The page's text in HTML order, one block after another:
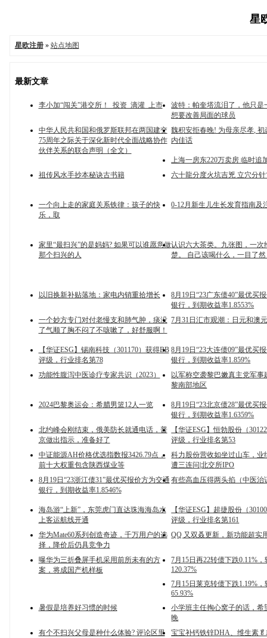
星
星欧注册» 站点地图
最新文章
李小加“闯关”港交所！_投资_滴灌_上市
波特：帕奎塔流泪了，他只是
想要改善局面的球员
中华人民共和国和俄罗斯联邦在两国建交
75周年之际关于深化新时代全面战略协作
伙伴关系的联合声明（全文）
魏积安拒春晚! 为母亲尽孝, 初
内佳话
上海一房东220万卖房 临时追
祖传风水手抄本秘诀古书籍
六十龍分度火坑吉兇 立穴分
一个向上走的家庭关系铁律：孩子的快
乐，取
0-12月新生儿生长发育指南及
家里“最扫兴”的是妈妈? 如果可以谁愿意做
那个扫兴的人
认识六大茶类。九张图，一次
楚。 自己该喝什么，一目了
以旧换新补贴落地：家电内销重拾增长
8月19日“23广东债40”最优买
银行，到期收益率1.8553%
一个妙方专门对付老慢支和肺气肿，痰没
了气顺了胸不闷了不咳嗽了，好舒服啊！
7月31日汇市观潮：日元和澳
【华证ESG】锡南科技（301170）获得BB
评级，行业排名第78
8月19日“23大连债09”最优买
银行，到期收益率1.859%
功能性腹泻中医诊疗专家共识（2023）
以军称空袭黎巴嫩真主党军事
黎南部地区
2024巴黎奥运会：希腊男篮12人一览
8月19日“23北京债28”最优买
银行，到期收益率1.6359%
北约峰会刚结束，俄美防长就通电话，普
京做出指示，准备好了
【华证ESG】恒勃股份（
评级，行业排名第53
中证能源AH价格优选指数报3426.79点，
前十大权重包含陕西煤业等
科力股份营收如坐过山车，业
遭三连问|北交所IPO
8月19日“23浙江债31”最优买报价方为交通
银行，到期收益率1.8546%
有些高血压得两头掐（中医治
海岛游“上新”，东莞虎门直达珠海海岛水
上客运航线开通
【华证ESG】超捷股份（
评级，行业排名第161
华为Mate60系列创造奇迹，千万用户的选
择，降价后仍具竞争力
QQ 又双叒更新，新功能超实
曝华为三折叠屏手机采用前所未有的方
案，将成国产机样板
7月15日再22转债下跌0.11%
120.37%
7月15日莱克转债下跌1.19%
65.93%
暑假是培养好习惯的时候
小学班主任掏心窝子的话，希
晚
有个不扫兴父母是种什么体验? 评论区里
宝宝补钙铁锌DHA、维生素